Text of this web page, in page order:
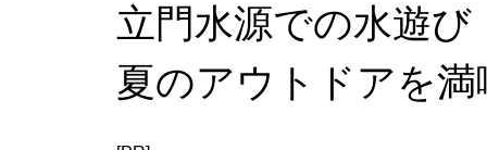
立門水源での水遊
夏のアウトドアを満